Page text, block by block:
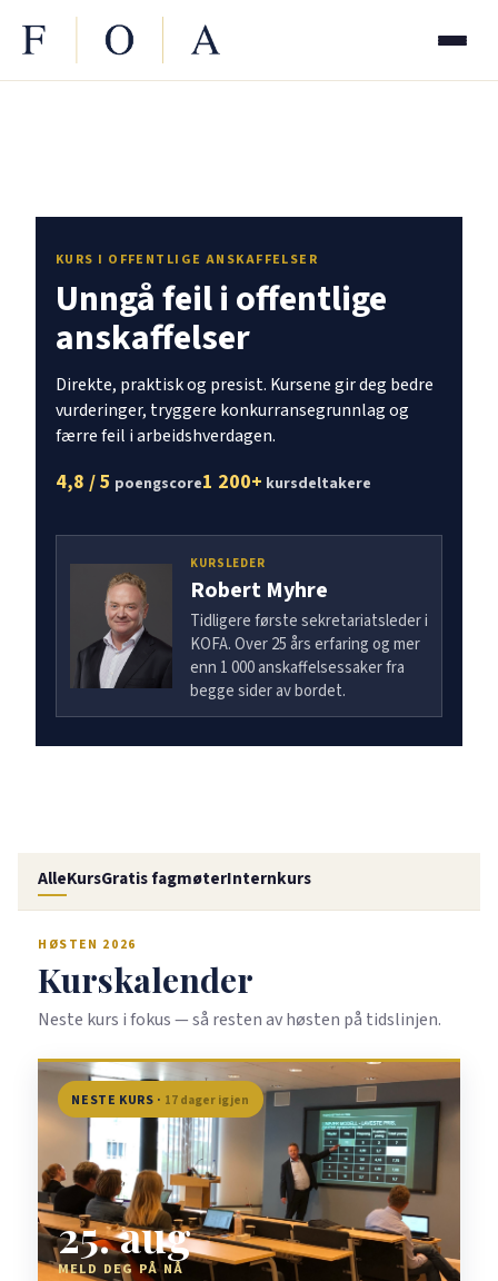
KURS I OFFENTLIGE ANSKAFFELSER
Unngå feil i offentlige
anskaffelser
Direkte, praktisk og presist. Kursene gir deg bedre
vurderinger, tryggere konkurransegrunnlag og
færre feil i arbeidshverdagen.
4,8 / 5 poengscore1 200+ kursdeltakere
KURSLEDER
Robert Myhre
Tidligere første sekretariatsleder i
KOFA. Over 25 års erfaring og mer
enn 1 000 anskaffelsessaker fra
begge sider av bordet.
AlleKursGratis fagmøterInternkurs
HØSTEN 2026
Kurskalender
Neste kurs i fokus — så resten av høsten på tidslinjen.
NESTE KURS · 17 dager igjen
25. aug
MELD DEG PÅ NÅ